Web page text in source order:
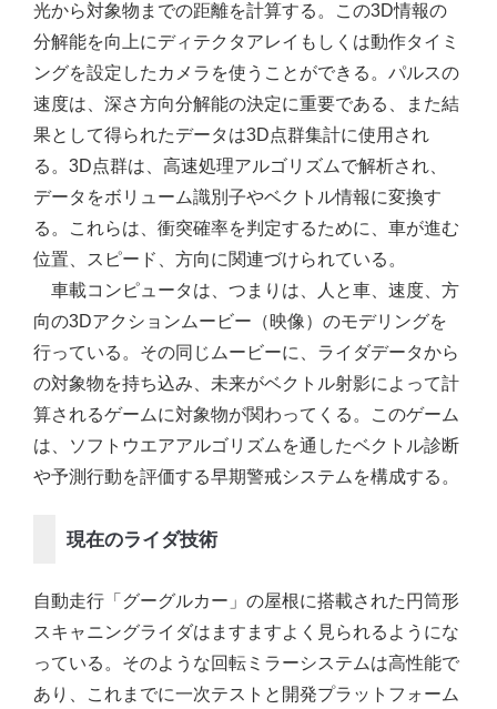
光から対象物までの距離を計算する。この3D情報の
分解能を向上にディテクタアレイもしくは動作タイミ
ングを設定したカメラを使うことができる。パルスの
速度は、深さ方向分解能の決定に重要である、また結
果として得られたデータは3D点群集計に使用され
る。3D点群は、高速処理アルゴリズムで解析され、
データをボリューム識別子やベクトル情報に変換す
る。これらは、衝突確率を判定するために、車が進む
位置、スピード、方向に関連づけられている。
車載コンピュータは、つまりは、人と車、速度、方
向の3Dアクションムービー（映像）のモデリングを
行っている。その同じムービーに、ライダデータから
の対象物を持ち込み、未来がベクトル射影によって計
算されるゲームに対象物が関わってくる。このゲーム
は、ソフトウエアアルゴリズムを通したベクトル診断
や予測行動を評価する早期警戒システムを構成する。
現在のライダ技術
自動走行「グーグルカー」の屋根に搭載された円筒形
スキャニングライダはますますよく見られるようにな
っている。そのような回転ミラーシステムは高性能で
あり、これまでに一次テストと開発プラットフォーム